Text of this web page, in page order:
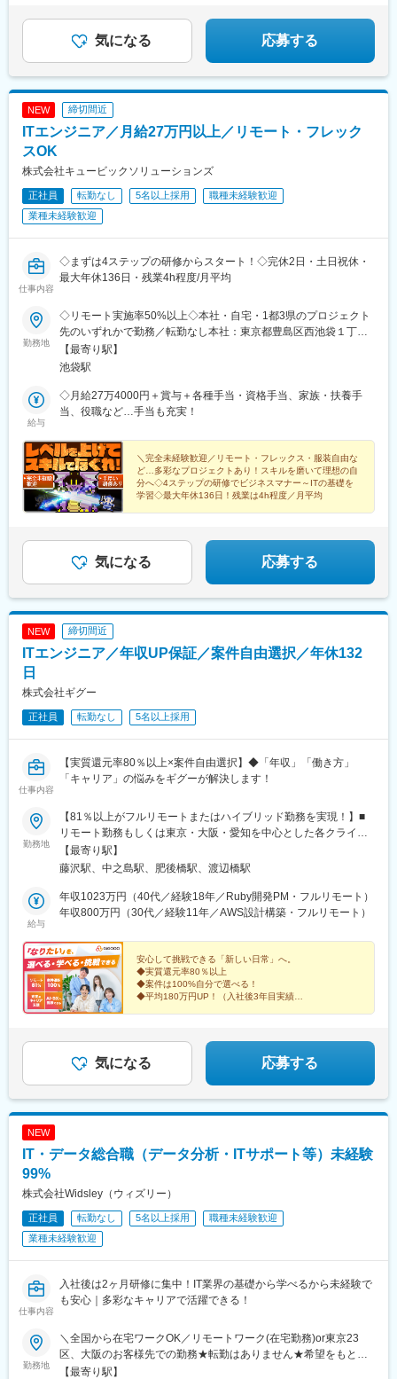
広瀬通駅、東宿郷駅、東北沢駅、京成関屋駅、新宿三丁目駅、麻
布十番駅、京成上野駅、立川南駅、茅場町駅、京橋駅(東京都)、東
海神駅、栄町駅(千葉県)、汐入駅、高島町駅、電鉄富山駅、七ツ屋
駅、大阪梅田駅(阪神線)、東寺駅、阪神国道駅、西新町駅、高速神
戸駅、芦屋駅(阪神線)、西川緑道公園駅、猿猴橋町駅、桜島桟橋通
駅、二本木口駅、花田口駅、神戸三宮駅(阪神)、風の丘中間駅、四
宮駅、三条駅(京都府)、五条駅(京都市営)、蒲生四丁目駅、なにわ
駅(東京都)、浜松町駅、押上駅、新木場駅、表参道駅、大塚駅(東
京都)、天神駅、小倉駅(福岡県)、久留米駅、大牟田駅、博多駅、
大津駅、草津駅(滋賀県)、彦根駅、八日市駅、和歌山駅、奈良駅、
天理駅、高崎駅、宇都宮駅、水戸駅、小山駅、前橋駅、土浦駅、
つくば駅、佐野駅、札幌駅、函館駅、八戸駅、弘前駅、盛岡駅、
花巻駅、仙台駅、多賀城駅、郡山駅(福島県)、福島駅(福島県)、秋
田駅、山形駅、長野駅、富山駅、金沢駅、福井駅(福井県)、浜松
駅、名古屋駅、豊橋駅、四日市駅、岡山駅、広島駅、下関駅、鳥
駅、那覇空港駅(鉄道)、鹿児島駅、宮崎駅、大分駅、西鉄福岡駅、
池ノ上駅、蓮沼駅、西葛西駅、牛田駅(東京都)、板橋区役所前駅、
京王八王子駅、北品川駅、赤羽岩淵駅、新宿駅(東京メトロ)、東池
袋駅、不動前駅、六本木一丁目駅、布田駅、稲荷町駅(東京都)、立
川北駅、三越前駅、二重橋前駅、桜街道駅、京成船橋駅、京成千
葉駅、北習志野駅、野田市駅、京成成田駅、逸見駅、新高島駅、
京急川崎駅、北茅ケ崎駅、和田塚駅、逗子・葉山駅、高津駅(神奈
川県)、ＪＲ河内永和駅、大阪梅田駅(阪急線)、九条駅(京都府)、山
駅、岩本町駅、西早稲田駅、青井駅、大阪難波駅、四ツ橋駅、大
阪阿部野橋駅、本八幡駅(都営線)、鴫野駅、なにわ橋駅、新今宮駅
前駅、大阪梅田駅(阪神線)、天下茶屋駅、松屋町駅、千里中央駅
(大阪モノレール)、高槻市駅、宮之阪駅、西梅田駅、大阪天満宮
駅、西中島南方駅、芦原町駅、四条駅(京都市営)、祇園四条駅、西
院駅(京福線)、新田駅(京都府)、洛西口駅、鞍馬口駅、八幡前駅(京
県庁前駅(兵庫県)、三宮駅(神戸市営)、三宮駅(神戸新交通)、芦屋
川駅、新伊丹駅、阪神国道駅、鳴尾・武庫川女子大前駅、山陽垂
水駅、新在家駅、東須磨駅、大開駅、中浦和駅、北与野駅、新丸
子駅、乃木坂駅、東銀座駅、外苑前駅、二子新地駅、南新宿駅、
明治神宮前駅、新中野駅、水天宮前駅、日本大通り駅、新日本橋
成幕張本郷駅、幸谷駅、市川真間駅、京成西船駅、九品仏駅、八
柱駅、平和島駅、西太子堂駅、麹町駅、水道橋駅、代官山駅、下
神明駅、大門駅(東京都)、とうきょうスカイツリー駅、大塚駅前
根田駅、北鉄金沢駅、福井駅、新浜松駅、近鉄名古屋駅、新豊橋
駅、岡山駅前駅、高知駅前駅、宮田町駅、高松築港駅、眉山ロー
プウェイ山麓駅、鹿児島駅前駅、東北沢駅、京成関屋駅、新宿三
京橋駅(東京都)、東海神駅、栄町駅(千葉県)、汐入駅、高島町駅、
武蔵溝ノ口駅、河内永和駅、東寺駅、西新町駅、高速神戸駅、末
広町駅(東京都)、下落合駅、なんば駅(南海線)、天王寺駅前駅、四
駅、中之島駅、大正駅(大阪府)、五条駅(京都市営)、桃山御陵前
駅、西大路三条駅、伊勢田駅、宝ケ池駅、旧居留地・大丸前駅、
信濃町駅、北参道駅、浜町駅、伊勢佐木長者町駅、日ノ出町駅、
八丁堀駅(東京都)、高輪台駅、芝公園駅、大森海岸駅、九段下駅、
竹橋駅、曳舟駅、巣鴨新田駅、天神南駅、東宿郷駅、北１２条
駅、松風町駅、広瀬通駅、電鉄富山駅、七ツ屋駅、新福井駅、第
一通り駅、名鉄名古屋駅、駅前駅、西川緑道公園駅、猿猴橋町
駅、高知橋駅、大手町駅(愛媛県)、桜島桟橋通駅
気になる 応募する
NEW 締切間近
ITエンジニア／月給27万円以上／リモート・フレック
スOK
株式会社キュービックソリューションズ
正社員 転勤なし 5名以上採用
職種未経験歓迎
業種未経験歓迎
仕事内容
◇まずは4ステップの研修からスタート！◇完休2日・土日祝休・
最大年休136日・残業4h程度/月平均
勤務地
◇リモート実施率50%以上◇本社・自宅・1都3県のプロジェクト
先のいずれかで勤務／転勤なし本社：東京都豊島区西池袋１丁目
４４－１ 西京池袋ビル 4F※リモートの可否についてはプロジェク
トによる※常駐の場合は基本東京23区内。稀に埼玉、千葉、神奈
しています。※研修期間中は基本出社
【最寄り駅】
池袋駅
給与
◇月給27万4000円＋賞与＋各種手当・資格手当、家族・扶養手
当、役職など…手当も充実！
＼完全未経験歓迎／リモート・フレックス・服装自由な
ど…多彩なプロジェクトあり！スキルを磨いて理想の自
分へ◇4ステップの研修でビジネスマナー～ITの基礎を
学習◇最大年休136日！残業は4h程度／月平均
気になる 応募する
NEW 締切間近
ITエンジニア／年収UP保証／案件自由選択／年休132
日
株式会社ギグー
正社員 転勤なし 5名以上採用
仕事内容
【実質還元率80％以上×案件自由選択】◆「年収」「働き方」
「キャリア」の悩みをギグーが解決します！
勤務地
【81％以上がフルリモートまたはハイブリッド勤務を実現！】■
リモート勤務もしくは東京・大阪・愛知を中心とした各クライア
ント先での勤務です。※希望を最大限考慮して決定します！◎転居
を伴う転勤はありません。◎リモート／ハイブリット案件も多
の働き方を実現できます！／■リモートで通勤時間を減らしたい！
■趣味やご家族との時間を大切にしたい！■帰社日・転勤のない環
60%リモート併用：21%（週1~4出社）通常出勤：19%＼柔軟な
働き方で充実した生活に！フルリモートOK！／社員の81%がリモ
ートで働いています！経験が豊富になるほど紹介案件数が増える
ため、フルリモート案件に携わりやすくなります！
【最寄り駅】
藤沢駅、中之島駅、肥後橋駅、渡辺橋駅
給与
年収1023万円（40代／経験18年／Ruby開発PM・フルリモート）
年収800万円（30代／経験11年／AWS設計構築・フルリモート）
安心して挑戦できる「新しい日常」へ。
◆実質還元率80％以上
◆案件は100%自分で選べる！
◆平均180万円UP！（入社後3年目実績）
気になる 応募する
NEW
IT・データ総合職（データ分析・ITサポート等）未経験
99%
株式会社Widsley（ウィズリー）
正社員 転勤なし 5名以上採用
職種未経験歓迎
業種未経験歓迎
仕事内容
入社後は2ヶ月研修に集中！IT業界の基礎から学べるから未経験で
も安心｜多彩なキャリアで活躍できる！
勤務地
＼全国から在宅ワークOK／リモートワーク(在宅勤務)or東京23
区、大阪のお客様先での勤務★転勤はありません★希望をもとに
配属先を決定します★リモートワーク率5割★フルリモートの場合
【最寄り駅】